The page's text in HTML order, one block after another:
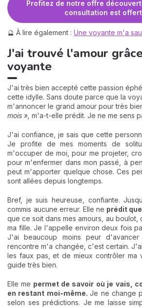
Profitez de notre offre
consultation est
🔮 À lire également : Une voyante m'a
J'ai trouvé l'amour
voyante
J'ai très bien accepté cette passion
cette idylle. Sans doute parce que la
m'annoncer le grand amour pour très
mois », m'a-t-elle prédit. Je ne me sens
J'ai confiance, je sais que cette
Je profite de mes moments de
m'occuper de moi, pour me projeter,
pour m'enfermer dans mon passé, à
peut m'apporter quelque chose. Ces
sont allées depuis longtemps.
Bref, je suis heureuse, confiante.
commis aucune erreur. Elle ne prédit
que ce soit dans mes amours, au boulot,
ma fille. Je l'appelle environ deux fois
J'ai beaucoup moins peur
rencontre m'a changée, c'est certain.
les faux pas, et de mieux contrôler ma
guide très bien.
Elle me permet de savoir où je vais,
en restant moi-même.Je ne change
selon ses prédictions. Je me laisse